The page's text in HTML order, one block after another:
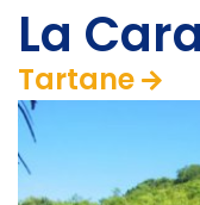
La
Tartane